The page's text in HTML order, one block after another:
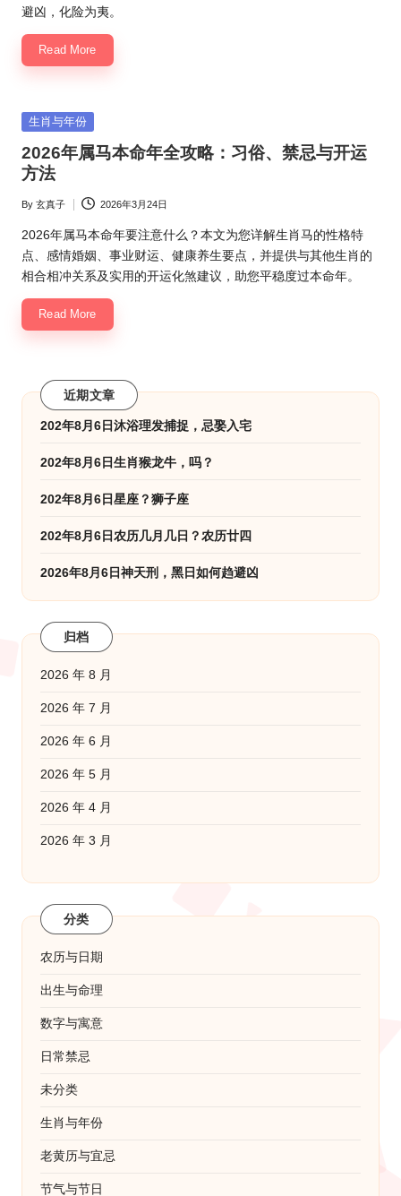
避凶，化险为夷。
Read More
Posted
生肖与年份
2026年属马本命年全攻略：习俗、禁忌与开运
方法
Posted
by
By 玄真子 2026年3月24日
2026年属马本命年要注意什么？本文为您详解生肖马的性格特
点、感情婚姻、事业财运、健康养生要点，并提供与其他生肖的
相合相冲关系及实用的开运化煞建议，助您平稳度过本命年。
Read More
近期文章
202年8月6日沐浴理发捕捉，忌娶入宅
202年8月6日生肖猴龙牛，吗？
202年8月6日星座？狮子座
202年8月6日农历几月几日？农历廿四
2026年8月6日神天刑，黑日如何趋避凶
归档
2026 年 8 月
2026 年 7 月
2026 年 6 月
2026 年 5 月
2026 年 4 月
2026 年 3 月
分类
农历与日期
出生与命理
数字与寓意
日常禁忌
未分类
生肖与年份
老黄历与宜忌
节气与节日